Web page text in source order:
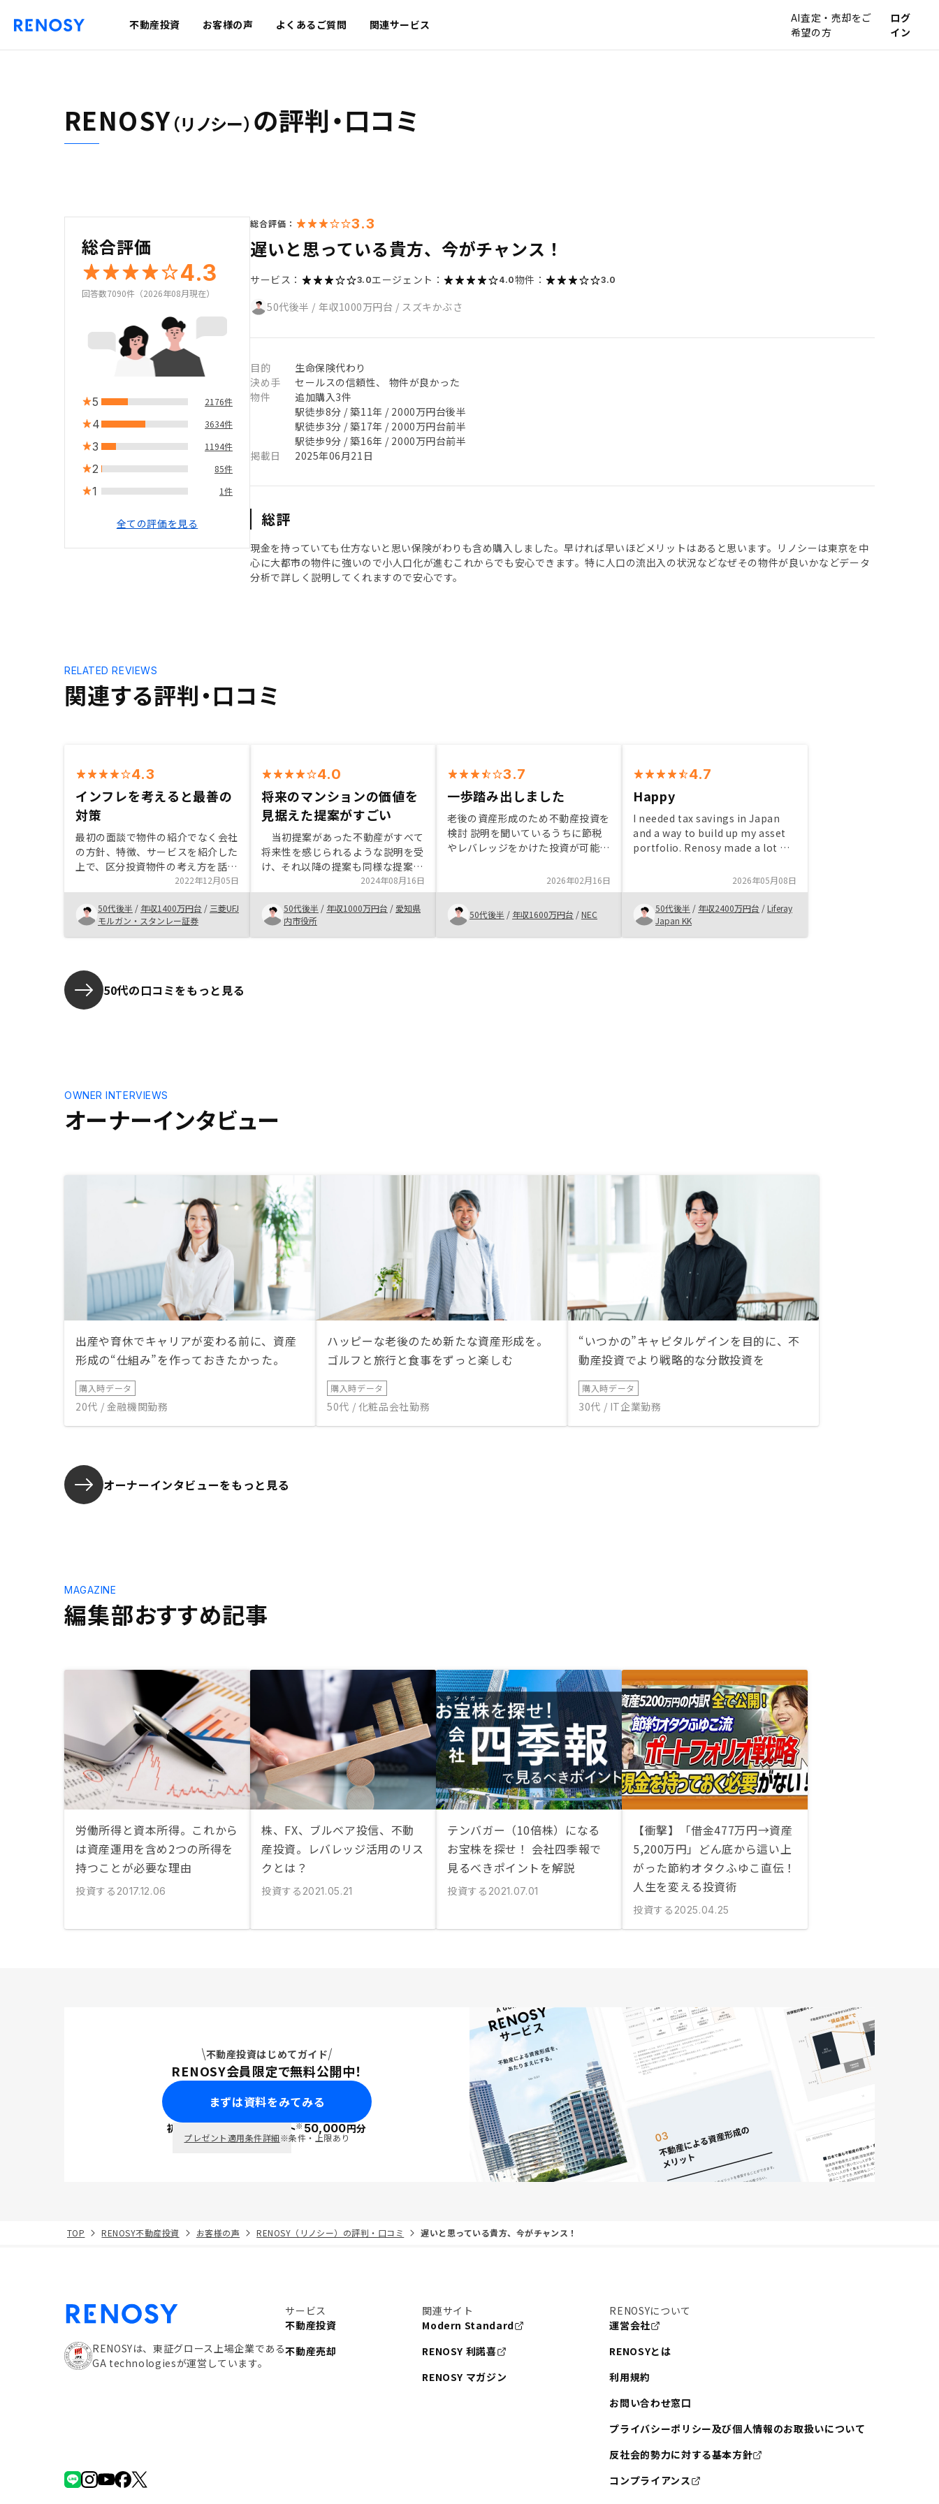
不動産投資 お客様の声 よくあるご質問 関連サービス
AI査定・売却をご
希望の方
ログ
イン
RENOSY（リノシー） の評判・口コミ
総合評価
4.3
回答数7090件（2026年08月現在）
5 2176件
4 3634件
3 1194件
2 85件
1 1件
全ての評価を見る
総合評価： 3.3
遅いと思っている貴方、今がチャンス！
サービス： 3.0エージェント： 4.0物件： 3.0
50代後半 / 年収1000万円台 / スズキかぶさ
目的
生命保険代わり
決め手
セールスの信頼性、 物件が良かった
物件
追加購入3件
駅徒歩8分 / 築11年 / 2000万円台後半
駅徒歩3分 / 築17年 / 2000万円台前半
駅徒歩9分 / 築16年 / 2000万円台前半
掲載日
2025年06月21日
総評
現金を持っていても仕方ないと思い保険がわりも含め購入しました。早ければ早いほどメリットはあると思います。リノシーは東京を中
心に大都市の物件に強いので小人口化が進むこれからでも安心できます。特に人口の流出入の状況などなぜその物件が良いかなどデータ
分析で詳しく説明してくれますので安心です。
関連する評判・口コミ
RELATED REVIEWS
4.3
インフレを考えると最善の
対策
最初の面談で物件の紹介でなく会社
の方針、特徴、サービスを紹介した
上で、区分投資物件の考え方を話し
てもらいました。 話を聞いて自分
の描いた当初から複数物件を持つの
に中古物件のメリット、自分の甘い
考えに気づきました。 そこで自分
の描く金額、複数、分散を加味した
私の分散を重視した希望に応えた物
件を紹介した上で担当者がわたしの
潜在的ニーズを捉えた違うイメージ
で紹介してもらいました。 自分で
気なく成功事例、失敗事例の広告が
あれば良いと思う!
2022年12月05日
50代後半 / 年収1400万円台 / 三菱UFJ
モルガン・スタンレー証券
4.0
将来のマンションの価値を
見据えた提案がすごい
当初提案があった不動産がすべて
将来性を感じられるような説明を受
け、それ以降の提案も同様な提案で
あった。その際に15年後の売却に
将来性を感じたため。また現在の賃
借人（法人）の情報も教えていただ
き、今後、しばらくは借り続けても
らえるような属性であったため。
2024年08月16日
50代後半 / 年収1000万円台 / 愛知県
内市役所
3.7
一歩踏み出しました
老後の資産形成のため不動産投資を
検討 説明を聞いているうちに節税
やレバレッジをかけた投資が可能な
かされて始めることとした 物件選
びはこちらのニーズに合わせてよい
案件を紹介していただける一方で、
紹介を受けてもどんどん決まってい
くので充分に吟味する時間がなく厳
2026年02月16日
50代後半 / 年収1600万円台 /NEC
4.7
Happy
I needed tax savings in Japan
and a way to build up my asset
portfolio. Renosy made a lot of
and representative made me
feel very comfortable.None
2026年05月08日
50代後半 / 年収2400万円台 /Liferay
Japan KK
50代の口コミをもっと見る
オーナーインタビュー
OWNER INTERVIEWS
出産や育休でキャリアが変わる前に、資産
形成の“仕組み”を作っておきたかった。
購入時データ
20代 / 金融機関勤務
ハッピーな老後のため新たな資産形成を。
ゴルフと旅行と食事をずっと楽しむ
購入時データ
50代 / 化粧品会社勤務
“いつかの”キャピタルゲインを目的に、不
動産投資でより戦略的な分散投資を
購入時データ
30代 / IT企業勤務
オーナーインタビューをもっと見る
編集部おすすめ記事
MAGAZINE
労働所得と資本所得。これから
は資産運用を含め2つの所得を
持つことが必要な理由
投資する 2017.12.06
株、FX、ブルベア投信、不動
産投資。レバレッジ活用のリス
クとは？
投資する 2021.05.21
テンバガー（10倍株）になる
お宝株を探せ！ 会社四季報で
見るべきポイントを解説
投資する 2021.07.01
【衝撃】「借金477万円→資産
5,200万円」どん底から這い上
がった節約オタクふゆこ直伝！
人生を変える投資術
投資する 2025.04.25
不動産投資はじめてガイド
RENOSY会員限定で無料公開中！
まずは資料をみてみる
初回面談で ポイント※50,000円分
プレゼント適用条件詳細※条件・上限あり
TOP RENOSY不動産投資 お客様の声 RENOSY（リノシー）の評判・口コミ 遅いと思っている貴方、今がチャンス！
RENOSYは、東証グロース上場企業である
GA technologiesが運営しています。
サービス
不動産投資
不動産売却
関連サイト
Modern Standard
RENOSY 利諾喜
RENOSY マガジン
RENOSYについて
運営会社
RENOSYとは
利用規約
お問い合わせ窓口
プライバシーポリシー及び個人情報のお取扱いについて
反社会的勢力に対する基本方針
コンプライアンス